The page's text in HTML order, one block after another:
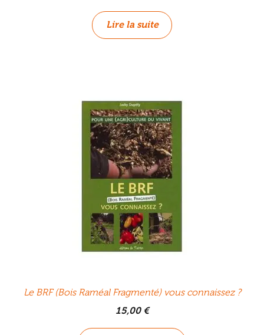
Lire la suite
Le BRF (Bois Raméal Fragmenté) vous connaissez ?
15,00 €